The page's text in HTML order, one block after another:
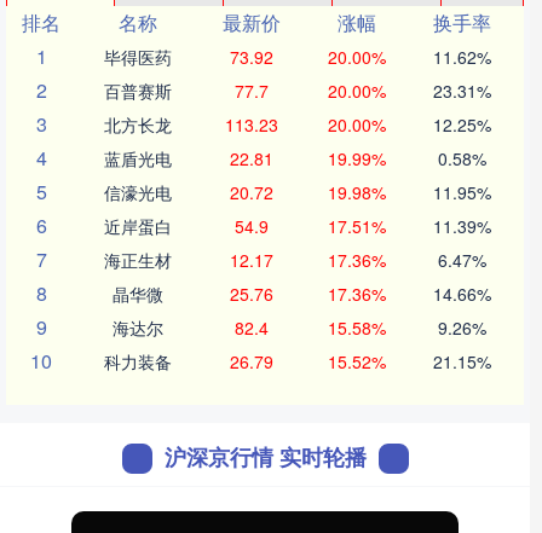
排名
名称 最新价 涨幅
换手率
1
毕得医药 73.92 20.00% 11.62%
2 百普赛斯 77.7 20.00% 23.31%
3 北方长龙 113.23 20.00% 12.25%
4 蓝盾光电 22.81 19.99% 0.58%
5 信濠光电 20.72 19.98% 11.95%
6 近岸蛋白 54.9 17.51% 11.39%
7 海正生材 12.17 17.36% 6.47%
8 晶华微 25.76 17.36% 14.66%
9 海达尔 82.4 15.58% 9.26%
10 科力装备 26.79 15.52% 21.15%
沪深京行情 实时轮播